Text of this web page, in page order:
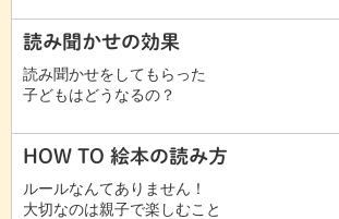
読み聞かせの効果
読み聞かせをしてもらった
子どもはどうなるの？
HOW TO 絵本の読み方
ルールなんてありません！
大切なのは親子で楽しむこと